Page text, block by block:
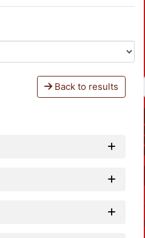
Back to results